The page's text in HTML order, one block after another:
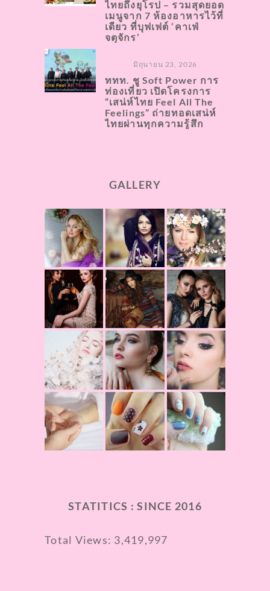
ไทยถึงยุโรป – รวมสุดยอด
เมนูจาก 7 ห้องอาหารไว้ที่
เดียว ที่บุฟเฟต์ ‘คาเฟ่
จตุจักร’
มิถุนายน 23, 2026
ททท. ชู Soft Power การ
ท่องเที่ยว เปิดโครงการ
“เสน่ห์ไทย Feel All The
Feelings” ถ่ายทอดเสน่ห์
ไทยผ่านทุกความรู้สึก
GALLERY
STATITICS : SINCE 2016
Total Views: 3,419,997